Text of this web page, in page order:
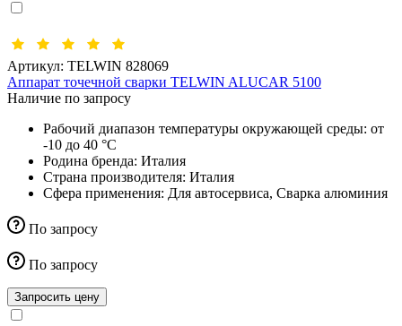
Артикул: TELWIN 828069
Аппарат точечной сварки TELWIN ALUCAR 5100
Наличие по запросу
Рабочий диапазон температуры окружающей среды: от
-10 до 40 °С
Родина бренда: Италия
Страна производителя: Италия
Сфера применения: Для автосервиса, Сварка алюминия
По запросу
По запросу
Запросить цену